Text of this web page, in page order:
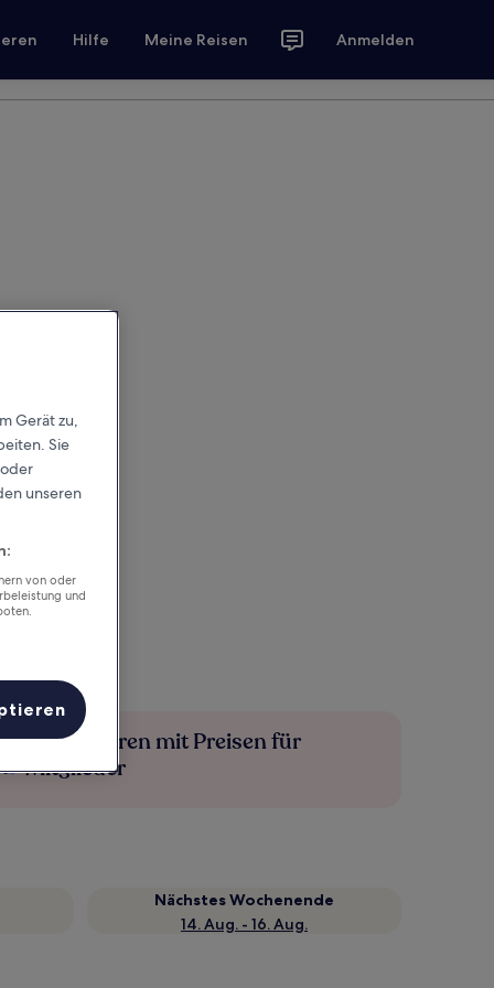
Hilfe Meine Reisen Anmelden
Mehr sparen mit Preisen für
Mitglieder
Nächstes Wochenende
14. Aug. - 16. Aug.
Gerät zu,
Sie
unseren
von oder
und